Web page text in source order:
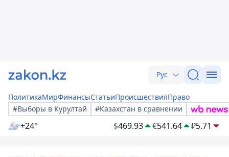
Рус
ПолитикаМирФинансыСтатьиПроисшествияПраво
#Выборы в Курултай
#Казахстан в сравнении
+24° $469.93 €541.64 ₽5.71